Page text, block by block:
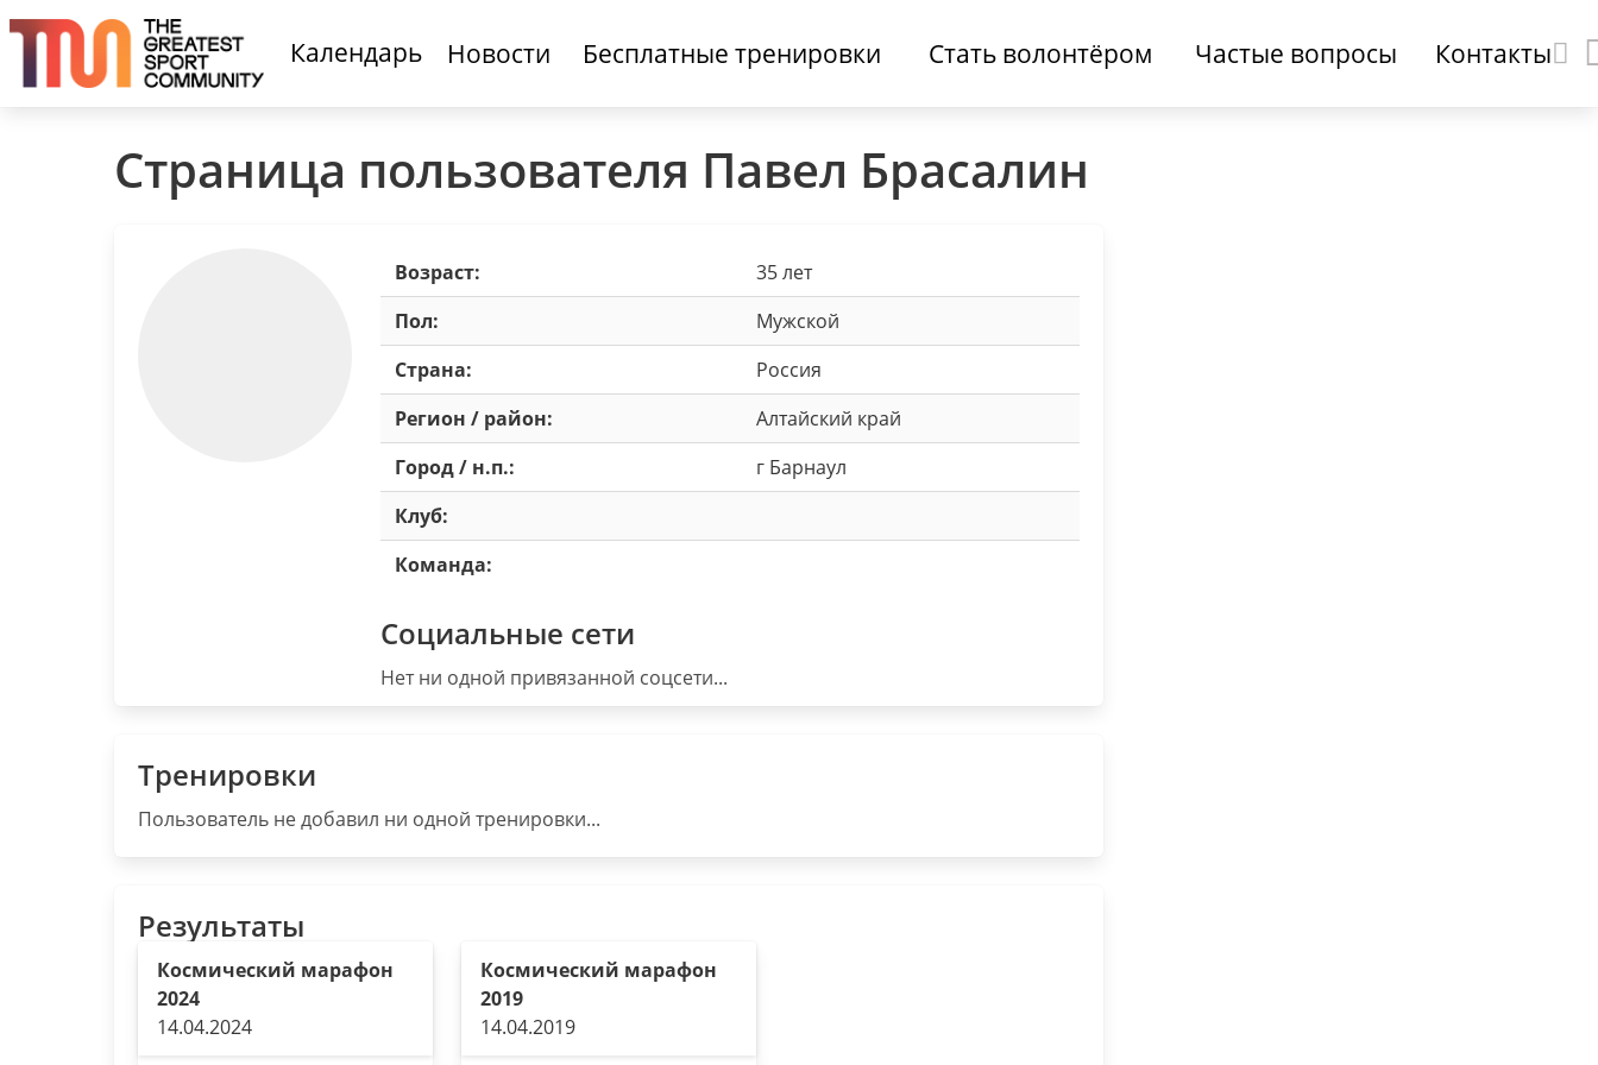
Календарь Новости Бесплатные тренировки Стать волонтёром Частые вопросы Контакты
Страница пользователя Павел Брасалин
Возраст:
35 лет
Пол:
Мужской
Страна:
Россия
Регион / район:
Алтайский край
Город / н.п.:
г Барнаул
Клуб:
Команда:
Социальные сети
Нет ни одной привязанной соцсети...
Тренировки
Пользователь не добавил ни одной тренировки...
Результаты
Космический марафон
2024
14.04.2024
Космический марафон
2019
14.04.2019